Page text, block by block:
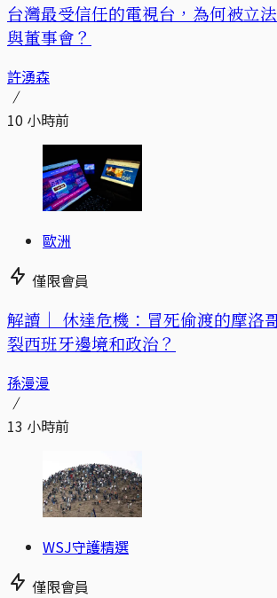
台灣最受信任的電視台，為何被立
與董事會？
許湧森
10 小時前
歐洲
僅限會員
解讀｜ 休達危機：冒死偷渡的摩洛
裂西班牙邊境和政治？
孫漫漫
13 小時前
WSJ守護精選
僅限會員